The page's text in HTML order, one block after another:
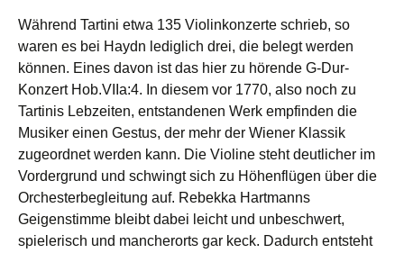
Während Tartini etwa 135 Violinkonzerte schrieb, so
waren es bei Haydn lediglich drei, die belegt werden
können. Eines davon ist das hier zu hörende G-Dur-
Konzert Hob.VIIa:4. In diesem vor 1770, also noch zu
Tartinis Lebzeiten, entstandenen Werk empfinden die
Musiker einen Gestus, der mehr der Wiener Klassik
zugeordnet werden kann. Die Violine steht deutlicher im
Vordergrund und schwingt sich zu Höhenflügen über die
Orchesterbegleitung auf. Rebekka Hartmanns
Geigenstimme bleibt dabei leicht und unbeschwert,
spielerisch und mancherorts gar keck. Dadurch entsteht